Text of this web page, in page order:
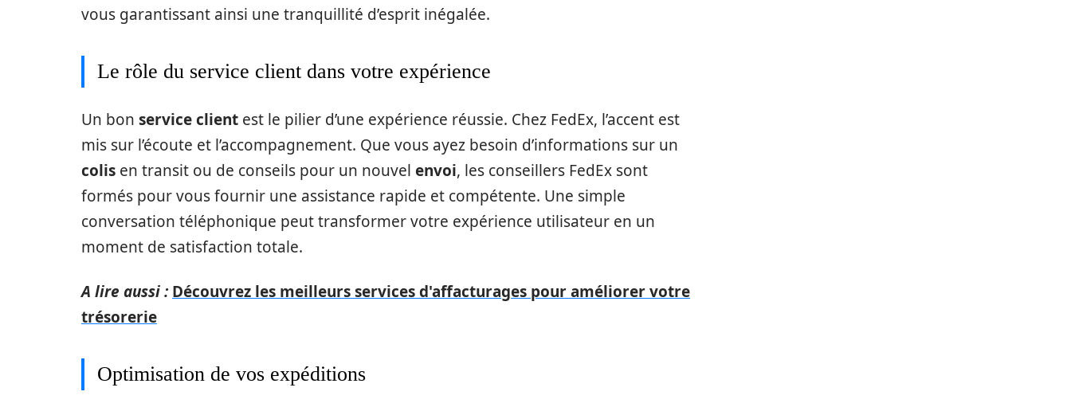
vous garantissant ainsi une tranquillité d’esprit inégalée.
Le rôle du service client dans votre expérience
Un bon service client est le pilier d’une expérience réussie. Chez FedEx, l’accent est
mis sur l’écoute et l’accompagnement. Que vous ayez besoin d’informations sur un
colis en transit ou de conseils pour un nouvel envoi, les conseillers FedEx sont
formés pour vous fournir une assistance rapide et compétente. Une simple
conversation téléphonique peut transformer votre expérience utilisateur en un
moment de satisfaction totale.
A lire aussi : Découvrez les meilleurs services d'affacturages pour améliorer votre
trésorerie
Optimisation de vos expéditions